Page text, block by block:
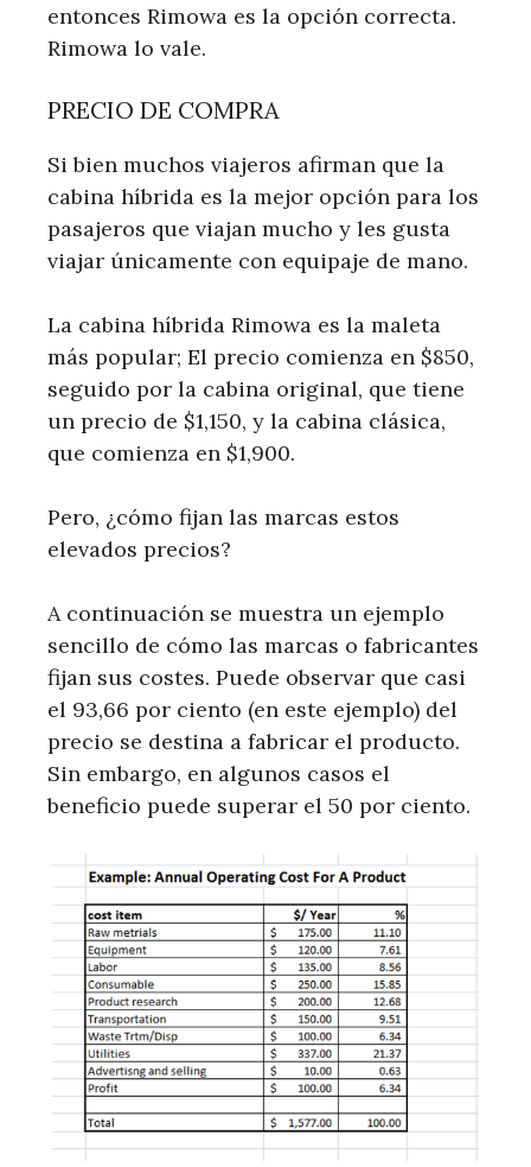
entonces Rimowa es la opción correcta.
Rimowa lo vale.
PRECIO DE COMPRA
Si bien muchos viajeros afirman que la
cabina híbrida es la mejor opción para los
pasajeros que viajan mucho y les gusta
viajar únicamente con equipaje de mano.
La cabina híbrida Rimowa es la maleta
más popular; El precio comienza en $850,
seguido por la cabina original, que tiene
un precio de $1,150, y la cabina clásica,
que comienza en $1,900.
Pero, ¿cómo fijan las marcas estos
elevados precios?
A continuación se muestra un ejemplo
sencillo de cómo las marcas o fabricantes
fijan sus costes. Puede observar que casi
el 93,66 por ciento (en este ejemplo) del
precio se destina a fabricar el producto.
Sin embargo, en algunos casos el
beneficio puede superar el 50 por ciento.